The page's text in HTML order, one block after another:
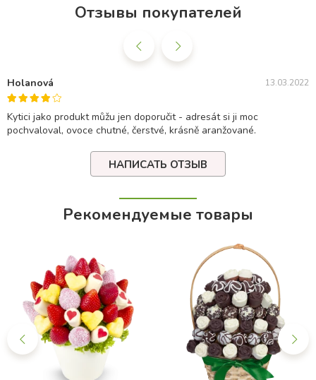
Отзывы покупателей
Holanová 13.03.2022
Kytici jako produkt můžu jen doporučit - adresát si ji moc
pochvaloval, ovoce chutné, čerstvé, krásně aranžované.
НАПИСАТЬ ОТЗЫВ
Рекомендуемые товары